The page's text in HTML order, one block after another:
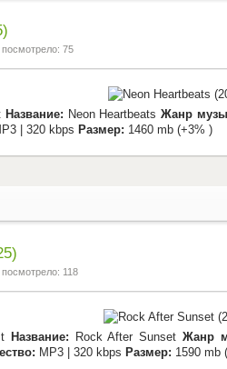
, посмотрело: 75
Название: Neon HeartbeatsЖанр
| 320 kbps Размер: 1460 mb (+3% )
, посмотрело: 118
Название: Rock After Sunset Жанр
MP3 | 320 kbps Размер: 1590 mb